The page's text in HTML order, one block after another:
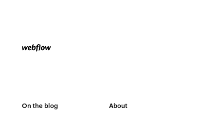
On the blog About